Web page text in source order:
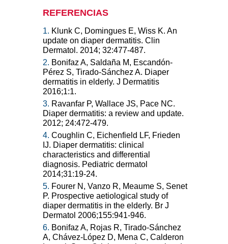
REFERENCIAS
1. Klunk C, Domingues E, Wiss K. An
update on diaper dermatitis. Clin
Dermatol. 2014; 32:477-487.
2. Bonifaz A, Saldaña M, Escandón-
Pérez S, Tirado-Sánchez A. Diaper
dermatitis in elderly. J Dermatitis
2016;1:1.
3. Ravanfar P, Wallace JS, Pace NC.
Diaper dermatitis: a review and update.
2012; 24:472-479.
4. Coughlin C, Eichenfield LF, Frieden
IJ. Diaper dermatitis: clinical
characteristics and differential
diagnosis. Pediatric dermatol
2014;31:19-24.
5. Fourer N, Vanzo R, Meaume S, Senet
P. Prospective aetiological study of
diaper dermatitis in the elderly. Br J
Dermatol 2006;155:941-946.
6. Bonifaz A, Rojas R, Tirado-Sánchez
A, Chávez-López D, Mena C, Calderon